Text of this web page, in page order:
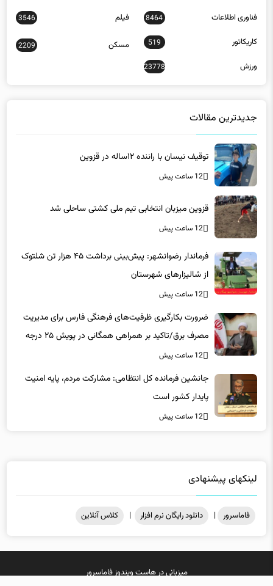
فناوری اطلاعات 8464 فیلم 3546
کاریکاتور 519 مسکن 2209
ورزش 23778
جدیدترین مقالات
توقیف نیسان با راننده ۱۲ساله در قزوین
12 ساعت پیش
قزوین میزبان انتخابی تیم ملی کشتی ساحلی شد
12 ساعت پیش
فرماندار رضوانشهر: پیش‌بینی برداشت ۴۵ هزار تن شلتوک
از شالیزارهای شهرستان
12 ساعت پیش
ضرورت بکارگیری ظرفیت‌های فرهنگی فارس برای مدیریت
مصرف برق/تاکید بر همراهی همگانی در پویش ۲۵ درجه
12 ساعت پیش
جانشین فرمانده کل انتظامی: مشارکت مردم، پایه امنیت
پایدار کشور است
12 ساعت پیش
لینکهای پیشنهادی
فاماسرور | دانلود رایگان نرم افزار | کلاس آنلاین
میزبانی درهاست ویندوز فاماسرور